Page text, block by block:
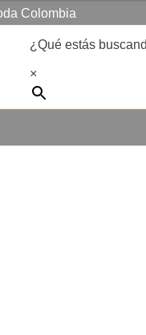
Colombia
¿Qué estás
×